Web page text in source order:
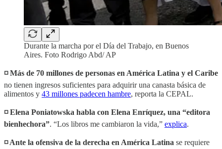
Durante la marcha por el Día del Trabajo, en Buenos
Aires. Foto Rodrigo Abd/ AP
◽️ Más de 70 millones de personas en América Latina y el Caribe
no tienen ingresos suficientes para adquirir una canasta básica de
alimentos y 43 millones padecen hambre, reporta la CEPAL.
◽️ Elena Poniatowska habla con Elena Enríquez, una “editora
bienhechora”. “Los libros me cambiaron la vida,” explica.
◽️ Ante la ofensiva de la derecha en América Latina se requiere